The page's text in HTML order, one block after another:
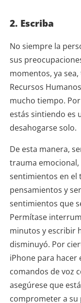
2. Escriba
No siempre la
sus
momentos, ya
Recursos
mucho tiempo.
estás sintiendo es
desahogarse solo.
De esta manera,
trauma
sentimientos en el
pensamientos y
sentimientos que
Permítase
minutos y escribir
disminuyó. Por
iPhone para hacer
comandos de voz
asegúrese que
comprometer a su